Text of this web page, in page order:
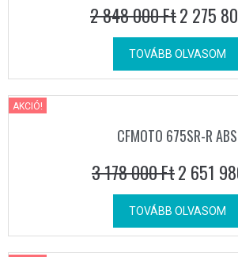
2 848 000Ft2 275
TOVÁBB OLVASOM
AKCIÓ!
CFMOTO 675SR-R ABS
3 178 000Ft2 651
TOVÁBB OLVASOM